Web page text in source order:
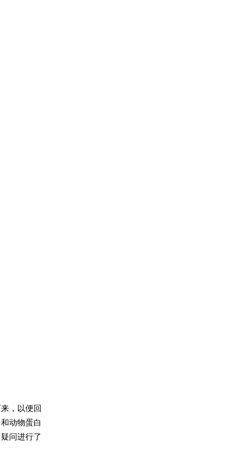
，以便回
动物蛋白
问进行了